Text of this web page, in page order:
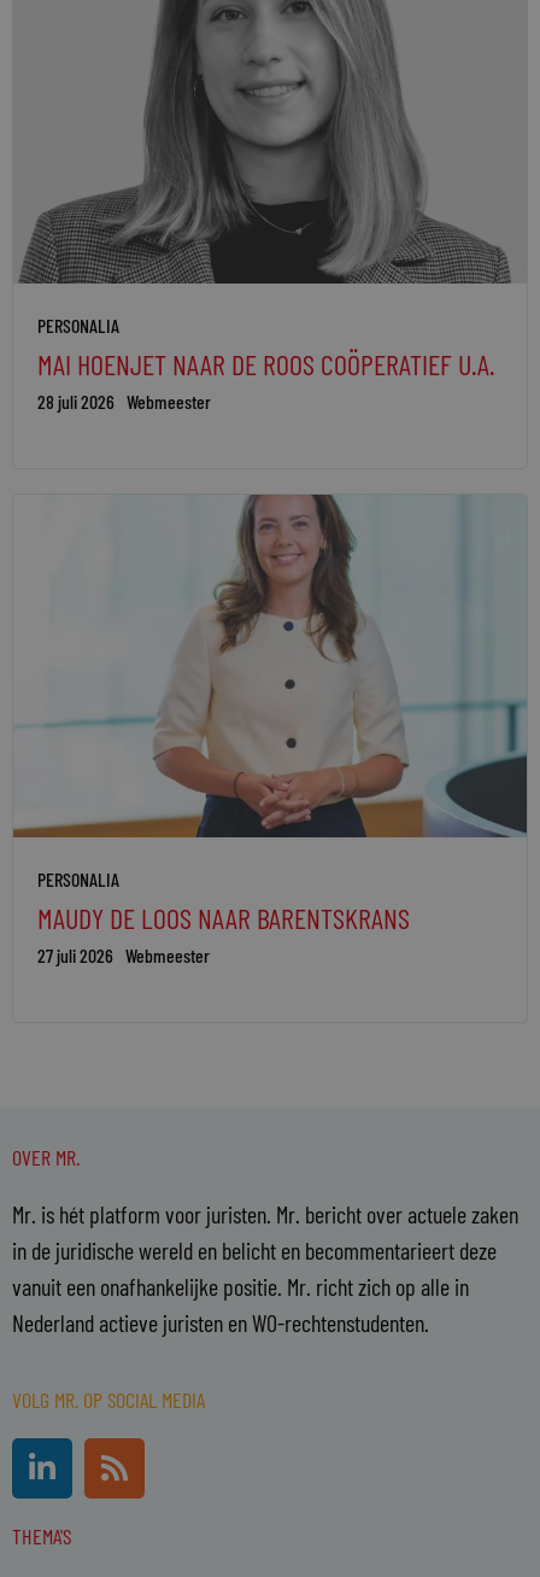
PERSONALIA
MAI HOENJET NAAR DE ROOS COÖPERATIEF U.A.
28 juli 2026 Webmeester
PERSONALIA
MAUDY DE LOOS NAAR BARENTSKRANS
27 juli 2026 Webmeester
OVER MR.
Mr. is hét platform voor juristen. Mr. bericht over actuele zaken
in de juridische wereld en belicht en becommentarieert deze
vanuit een onafhankelijke positie. Mr. richt zich op alle in
Nederland actieve juristen en WO-rechtenstudenten.
VOLG MR. OP SOCIAL MEDIA
L
i
n
k
R
s
s
THEMA'S